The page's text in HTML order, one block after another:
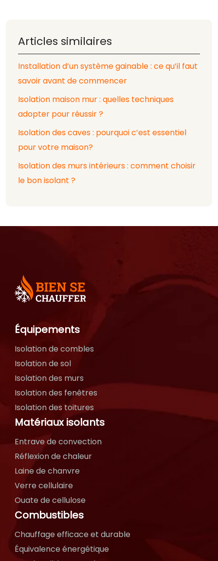
Articles similaires
Installation d’un système gainable : ce qu’il faut
savoir avant de commencer
Isolation maison mur : quelles techniques
adopter pour réussir ?
Isolation des caves : pourquoi c’est essentiel
pour votre maison?
Isolation des murs intérieurs : comment choisir
le bon isolant ?
Équipements
Isolation de combles
Isolation de sol
Isolation des murs
Isolation des fenêtres
Isolation des toitures
Matériaux isolants
Entrave de convection
Réflexion de chaleur
Laine de chanvre
Verre cellulaire
Ouate de cellulose
Combustibles
Chauffage efficace et durable
Équivalence énergétique